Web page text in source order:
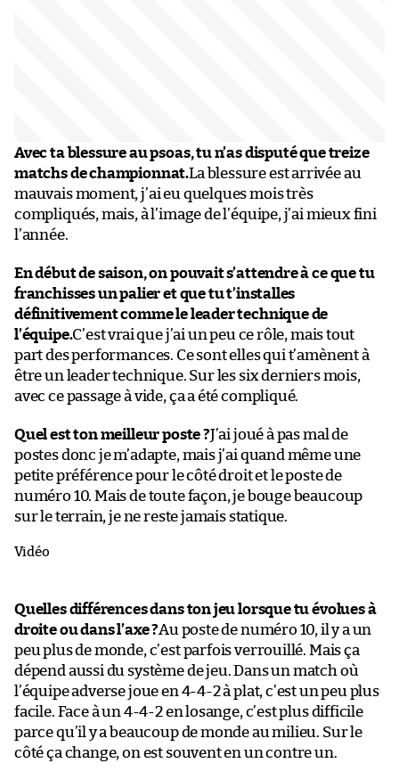
Avec ta blessure au psoas, tu n’as disputé que treize
matchs de championnat.La blessure est arrivée au
mauvais moment, j’ai eu quelques mois très
compliqués, mais, à l’image de l’équipe, j’ai mieux fini
l’année.
En début de saison, on pouvait s’attendre à ce que tu
franchisses un palier et que tu t’installes
définitivement comme le leader technique de
l’équipe.C’est vrai que j’ai un peu ce rôle, mais tout
part des performances. Ce sont elles qui t’amènent à
être un leader technique. Sur les six derniers mois,
avec ce passage à vide, ça a été compliqué.
Quel est ton meilleur poste ?J’ai joué à pas mal de
postes donc je m’adapte, mais j’ai quand même une
petite préférence pour le côté droit et le poste de
numéro 10. Mais de toute façon, je bouge beaucoup
sur le terrain, je ne reste jamais statique.
Vidéo
Quelles différences dans ton jeu lorsque tu évolues à
droite ou dans l’axe ?Au poste de numéro 10, il y a un
peu plus de monde, c’est parfois verrouillé. Mais ça
dépend aussi du système de jeu. Dans un match où
l’équipe adverse joue en 4-4-2 à plat, c’est un peu plus
facile. Face à un 4-4-2 en losange, c’est plus difficile
parce qu’il y a beaucoup de monde au milieu. Sur le
côté ça change, on est souvent en un contre un.